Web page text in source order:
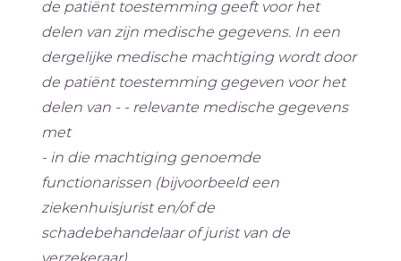
de patiënt toestemming geeft voor het
delen van zijn medische gegevens. In een
dergelijke medische machtiging wordt door
de patiënt toestemming gegeven voor het
delen van - - relevante medische gegevens
met
- in die machtiging genoemde
functionarissen (bijvoorbeeld een
ziekenhuisjurist en/of de
schadebehandelaar of jurist van de